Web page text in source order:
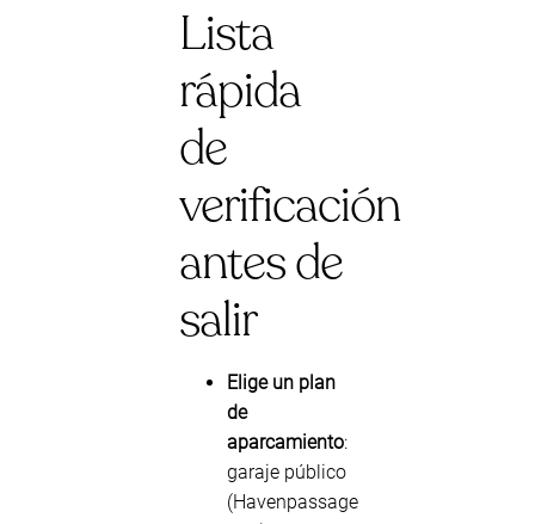
Lista
rápida
de
verificación
antes de
salir
Elige un plan
de
aparcamiento:
garaje público
(Havenpassage